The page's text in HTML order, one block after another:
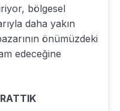
bölgesel
daha yakın
önümüzdeki
edeceğine